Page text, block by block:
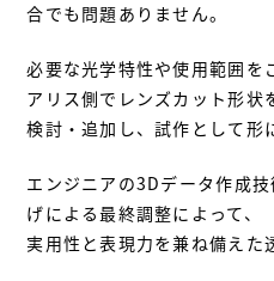
合でも問題ありません。
必要な光学特性や使用範囲を
アリス側でレンズカット形状
検討・追加し、試作として形
エンジニアの3Dデータ作成
げによる最終調整によって、
実用性と表現力を兼ね備えた